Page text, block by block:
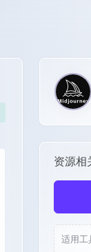
资源相
适用工